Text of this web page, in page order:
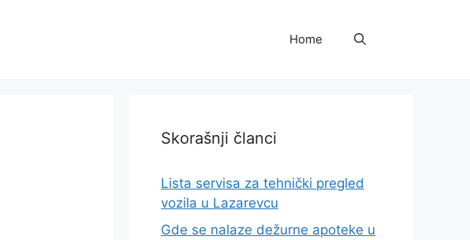
Home
Skorašnji članci
Lista servisa za tehnički pregled
vozila u Lazarevcu
Gde se nalaze dežurne apoteke u